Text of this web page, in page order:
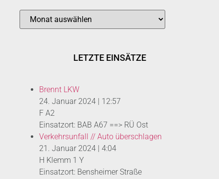
LETZTE EINSÄTZE
Brennt LKW
24. Januar 2024 | 12:57
F A2
Einsatzort: BAB A67 ==> RÜ Ost
Verkehrsunfall // Auto überschlagen
21. Januar 2024 | 4:04
H Klemm 1 Y
Einsatzort: Bensheimer Straße